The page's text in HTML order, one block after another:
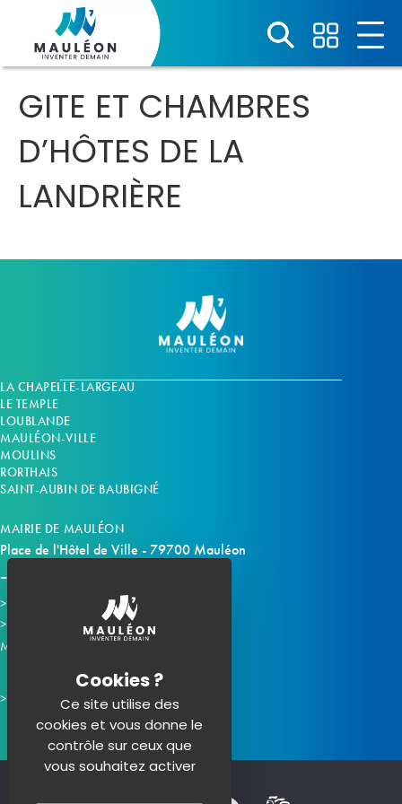
GITE ET CHAMBRES
D’HÔTES DE LA
LANDRIÈRE
LA CHAPELLE-LARGEAU
LE TEMPLE
LOUBLANDE
MAULÉON-VILLE
MOULINS
RORTHAIS
SAINT-AUBIN DE BAUBIGNÉ
MAIRIE DE MAULÉON
Place de l'Hôtel de Ville - 79700 Mauléon
Horaires d'ouverture
Contacter la mairie
Mauléon sur les réseaux :
Panneau de gestion des cookies
Ce site utilise des
cookies et vous donne le
contrôle sur ceux que
vous souhaitez activer